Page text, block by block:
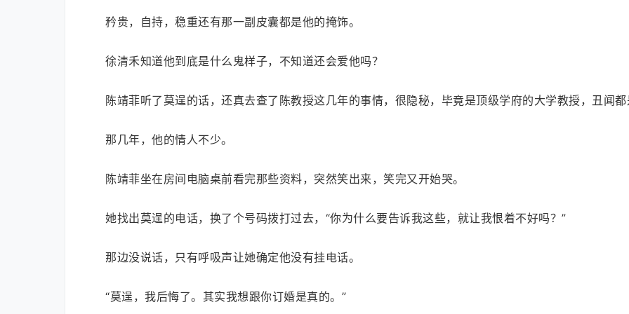
矜贵，自持，稳重还有那一副皮囊都是他的掩饰。
徐清禾知道他到底是什么鬼样子，不知道还会爱他吗？
陈靖菲听了莫逞的话，还真去查了陈教授这几年的事情，很隐秘，毕竟是顶级学府的大学教授，丑闻都
那几年，他的情人不少。
陈靖菲坐在房间电脑桌前看完那些资料，突然笑出来，笑完又开始哭。
她找出莫逞的电话，换了个号码拨打过去，“你为什么要告诉我这些，就让我恨着不好吗？”
那边没说话，只有呼吸声让她确定他没有挂电话。
“莫逞，我后悔了。其实我想跟你订婚是真的。”